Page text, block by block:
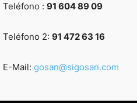
Teléfono : 91 604 89 09
Teléfono 2: 91 472 63 16
E-Mail: gosan@sigosan.com